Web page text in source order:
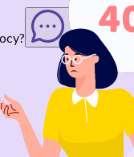
Rozpocznij chat